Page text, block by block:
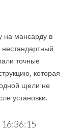
на мансарду в
точные
которая
щели не
установки.